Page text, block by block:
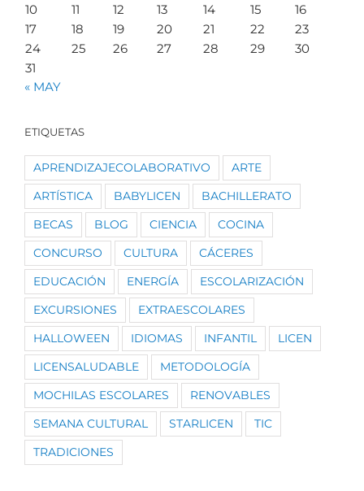
10
11 12 13 14 15
16
17
18 19 20 21 22
23
24
25 26 27 28 29
30
31
« MAY
ETIQUETAS
APRENDIZAJECOLABORATIVO ARTE
ARTÍSTICA BABYLICEN BACHILLERATO
BECAS BLOG CIENCIA COCINA
CONCURSO CULTURA CÁCERES
EDUCACIÓN ENERGÍA ESCOLARIZACIÓN
EXCURSIONES EXTRAESCOLARES
HALLOWEEN IDIOMAS INFANTIL LICEN
LICENSALUDABLE METODOLOGÍA
MOCHILAS ESCOLARES RENOVABLES
SEMANA CULTURAL STARLICEN TIC
TRADICIONES